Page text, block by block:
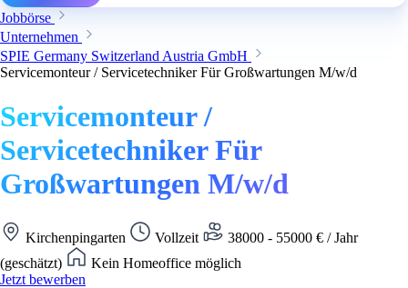
Jobbörse
Unternehmen
SPIE Germany Switzerland Austria GmbH
Servicemonteur / Servicetechniker Für Großwartungen M/w/d
Servicemonteur /
Servicetechniker Für
Großwartungen M/w/d
Kirchenpingarten Vollzeit
38000 - 55000 € / Jahr
(geschätzt)
Kein Homeoffice möglich
Jetzt bewerben